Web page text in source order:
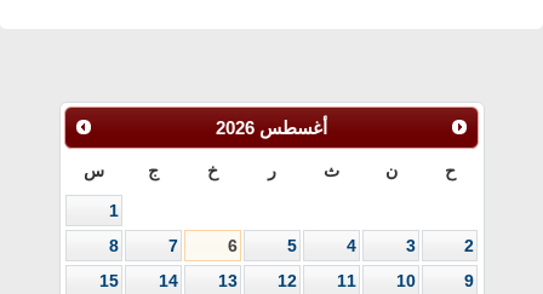
أغسطس 2026
ح ن ث ر خ ج س
1
2
3
4
5
6
7
8
9
10
11
12
13
14
15